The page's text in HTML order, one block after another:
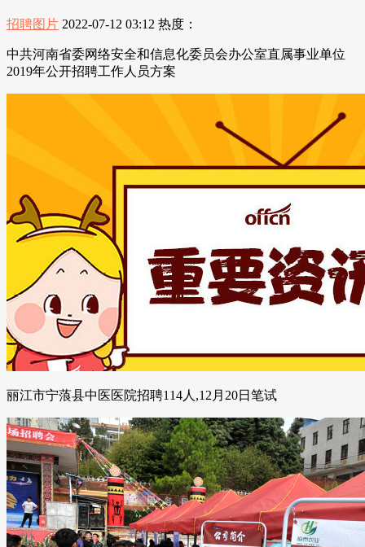
招聘图片 2022-07-12 03:12 热度：
中共河南省委网络安全和信息化委员会办公室直属事业单位
2019年公开招聘工作人员方案
丽江市宁蒗县中医医院招聘114人,12月20日笔试